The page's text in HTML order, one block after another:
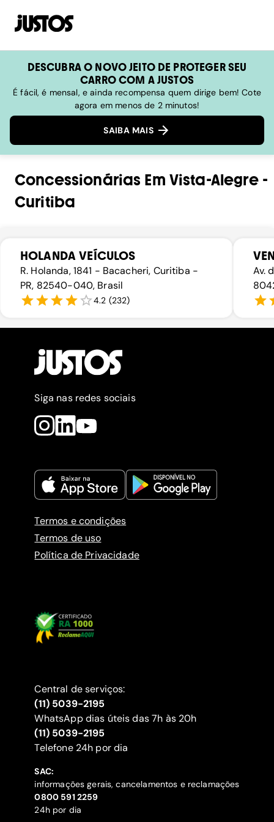
DESCUBRA O NOVO JEITO DE PROTEGER SEU
CARRO COM A JUSTOS
É fácil, é mensal, e ainda recompensa quem dirige bem! Cote
agora em menos de 2 minutos!
SAIBA MAIS
Concessionárias Em Vista-Alegre-
Curitiba
HOLANDA VEÍCULOS
R. Holanda, 1841 - Bacacheri, Curitiba -
PR, 82540-040, Brasil
4.2 (232)
Av.
Siga nas redes sociais
Termos e condições
Termos de uso
Política de Privacidade
Central de serviços:
(11) 5039-2195
WhatsApp dias úteis das 7h às 20h
(11) 5039-2195
‍Telefone 24h por dia
SAC:
informações gerais, cancelamentos e reclamações
‍0800 591 2259
24h por dia